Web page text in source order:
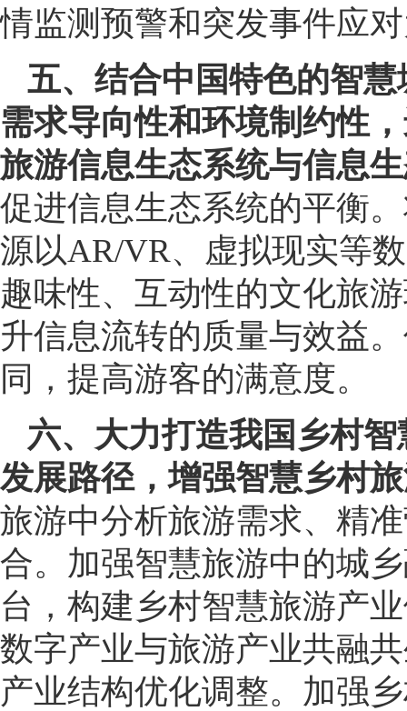
情监测预警和突发事件应
五、结合中国特色的智
需求导向性和环境制约性
旅游信息生态系统与信息
促进信息生态系统的平衡
源以AR/VR、虚拟现实等
趣味性、互动性的文化旅
升信息流转的质量与效益
同，提高游客的满意度。
六、大力打造我国乡村
发展路径，增强智慧乡村
旅游中分析旅游需求、精
合。加强智慧旅游中的城
台，构建乡村智慧旅游产
数字产业与旅游产业共融
产业结构优化调整。加强